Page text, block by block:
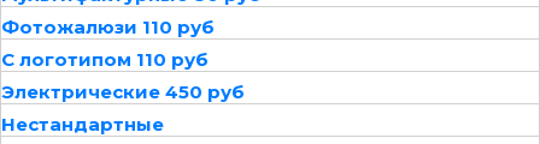
Фотожалюзи 110 руб
С логотипом 110 руб
Электрические 450 руб
Нестандартные